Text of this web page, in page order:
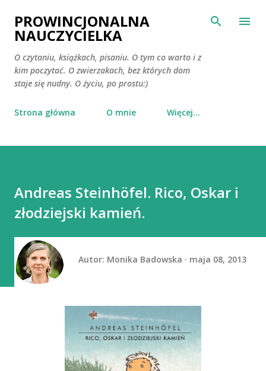
Przejdź do głównej zawartości
PROWINCJONALNA
NAUCZYCIELKA
O czytaniu, książkach, pisaniu. O tym co warto i z
kim poczytać. O zwierzakach, bez których dom
staje się nudny. O życiu, po prostu:)
Strona główna O mnie Więcej…
Andreas Steinhöfel. Rico, Oskar i
złodziejski kamień.
Autor: Monika Badowska maja 08, 2013